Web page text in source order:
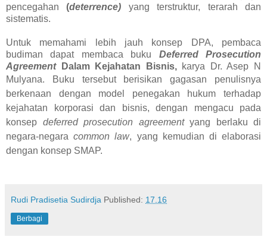
pencegahan(deterrence) yang terstruktur, terarah dan
sistematis.
Untuk memahami lebih jauh konsep DPA, pembaca
budiman dapat membaca buku Deferred Prosecution
Agreement
Dalam Kejahatan Bisnis, karya Dr. Asep N
Mulyana.
Buku tersebut berisikan gagasan penulisnya
berkenaan dengan model penegakan hukum terhadap
kejahatan korporasi dan bisnis, dengan mengacu pada
konsep deferred prosecution agreement yang berlaku di
negara-negaracommon law, yang kemudian di elaborasi
dengan konsep SMAP.
Rudi Pradisetia Sudirdja Published: 17.16
Berbagi